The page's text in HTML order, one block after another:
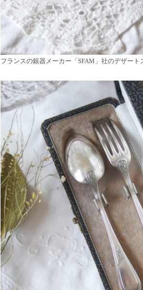
フランスの銀器メーカー「SFAM」社のデザー